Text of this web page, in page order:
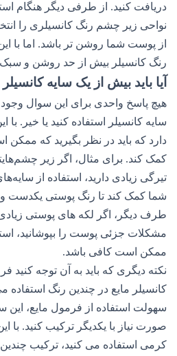
دریافت کنید. از طرفی دیگر هنگام
نواحی زیر چشم رنگ کانسیلری را
از پوست شما روشن تر باشد. اما با
رنگ کانسیلر بیش از حد روشن و سبک
آیا باید بیش از یک سایه کانسیلر
هیچ پاسخ واحدی برای این سوال وجود
سایه کانسیلر استفاده کنید یا خیر. با
دارد که باید در نظر بگیرید که
کمک کند. برای مثال، اگر زیر
تیرگی زیادی دارید، استفاده از
شما کمک کند تا رنگ پوستی یکدست و
طرف دیگر، اگر لکه های پوستی زیادی
مشکلات جزئی پوست را بپوشانید،
ممکن است کافی باشد.
نکته دیگری که باید به آن توجه کنید
کانسیلر مایع در چندین رنگ استفاده
سهولت استفاده از فرمول مایع، این
صورت نیاز با یکدیگر ترکیب کنید. با
کرمی استفاده می کنید، ترکیب